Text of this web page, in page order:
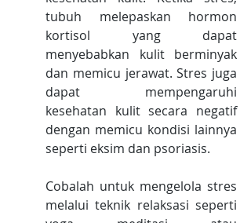
tubuh melepaskan hormon
kortisol yang dapat
menyebabkan kulit berminyak
dan memicu jerawat. Stres juga
dapat mempengaruhi
kesehatan kulit secara negatif
dengan memicu kondisi lainnya
seperti eksim dan psoriasis.
Cobalah untuk mengelola stres
melalui teknik relaksasi seperti